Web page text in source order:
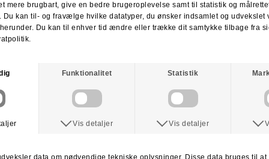
Du har altid 30 dages returret fra den dag du modtager din pakke.
Du kan vælge at få dine penge retur eller vi bytter til en anden vare.
For mere informationklik her.
ANDRE KØBTE OGSÅ